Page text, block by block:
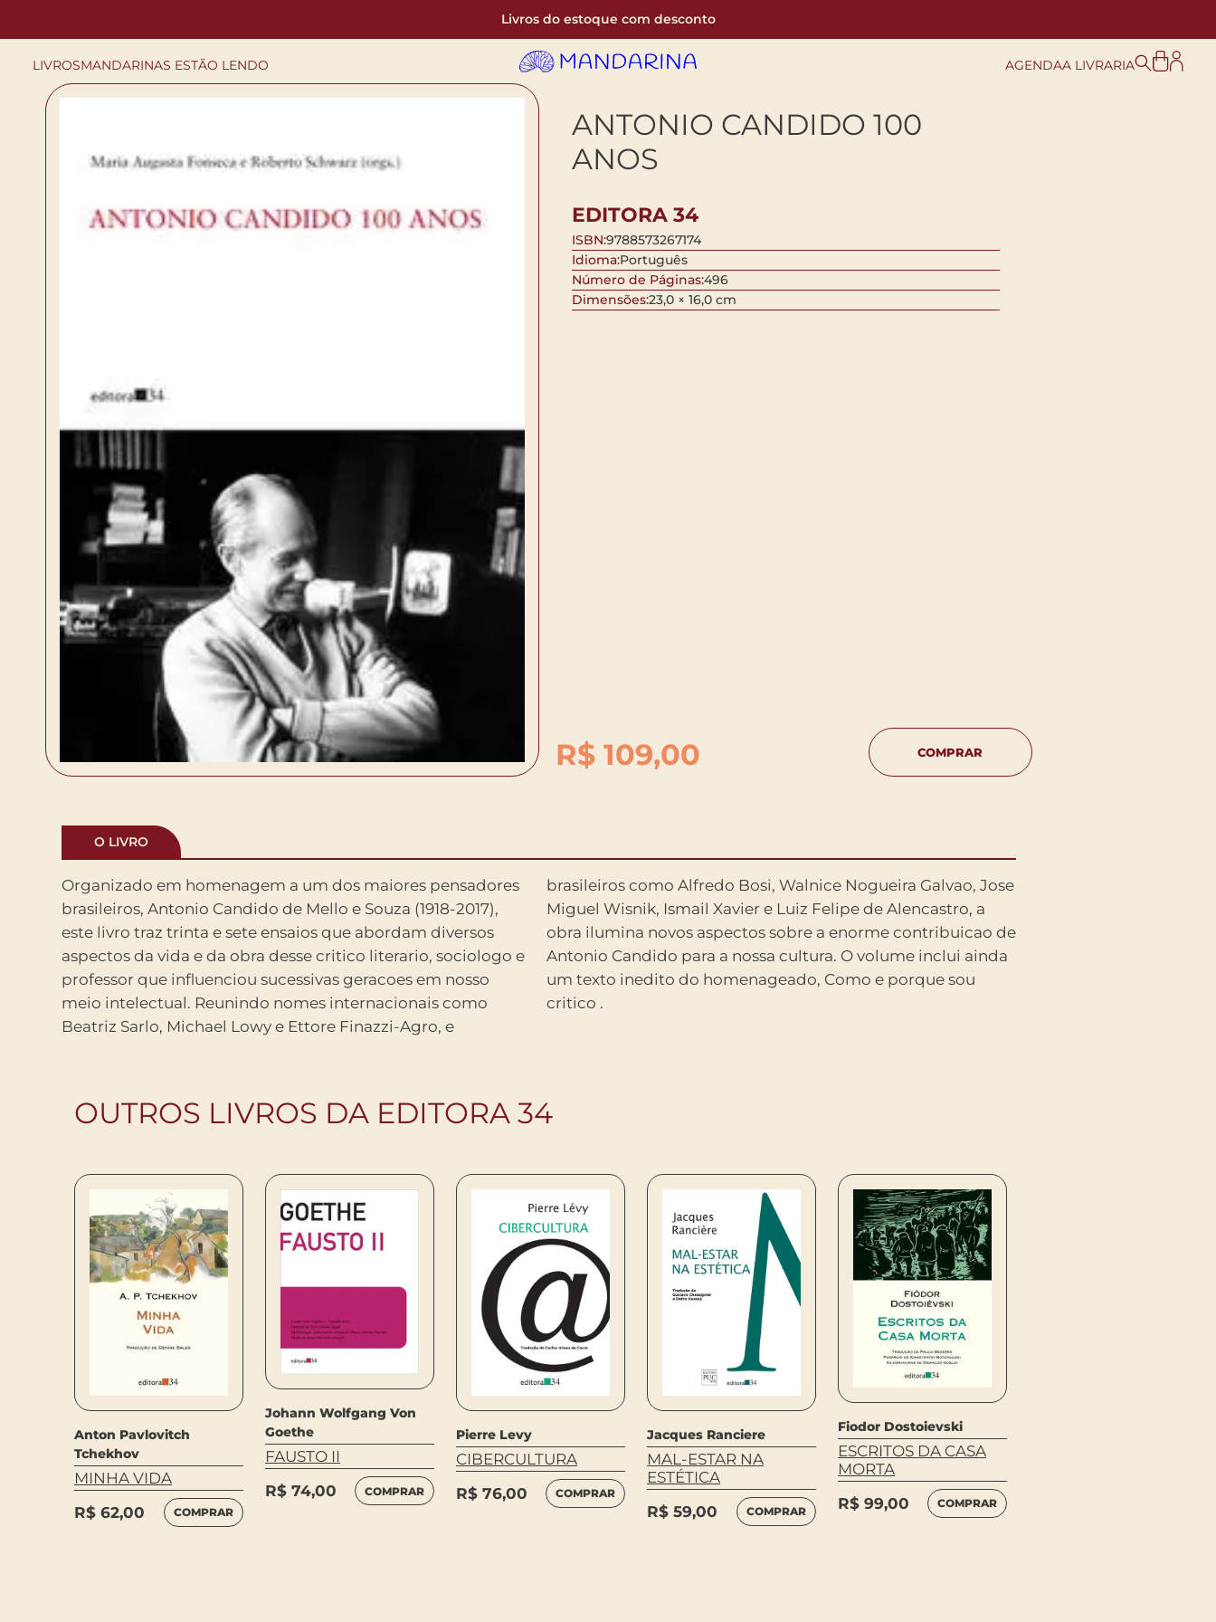
Livros do estoque com desconto
LIVROSMANDARINAS ESTÃO LENDO AGENDAA LIVRARIA
ANTONIO CANDIDO 100
ANOS
EDITORA 34
ISBN:9788573267174
Idioma:Português
Número de Páginas:496
Dimensões:23,0 × 16,0 cm
R$109,00 COMPRAR
O LIVRO
Organizado em homenagem a um dos maiores pensadores
brasileiros, Antonio Candido de Mello e Souza (1918-2017),
este livro traz trinta e sete ensaios que abordam diversos
aspectos da vida e da obra desse critico literario, sociologo e
professor que influenciou sucessivas geracoes em nosso
meio intelectual. Reunindo nomes internacionais como
Beatriz Sarlo, Michael Lowy e Ettore Finazzi-Agro, e
brasileiros como Alfredo Bosi, Walnice Nogueira Galvao, Jose
Miguel Wisnik, Ismail Xavier e Luiz Felipe de Alencastro, a
obra ilumina novos aspectos sobre a enorme contribuicao de
Antonio Candido para a nossa cultura. O volume inclui ainda
um texto inedito do homenageado, Como e porque sou
critico .
OUTROS LIVROS DA EDITORA 34
Anton Pavlovitch
Tchekhov
MINHA VIDA
R$ 62,00 COMPRAR
Johann Wolfgang Von
Goethe
FAUSTO II
R$ 74,00 COMPRAR
Pierre Levy
CIBERCULTURA
R$ 76,00 COMPRAR
Jacques Ranciere
MAL-ESTAR NA
ESTÉTICA
R$ 59,00 COMPRAR
Fiodor Dostoievski
ESCRITOS DA CASA
MORTA
R$ 99,00 COMPRAR